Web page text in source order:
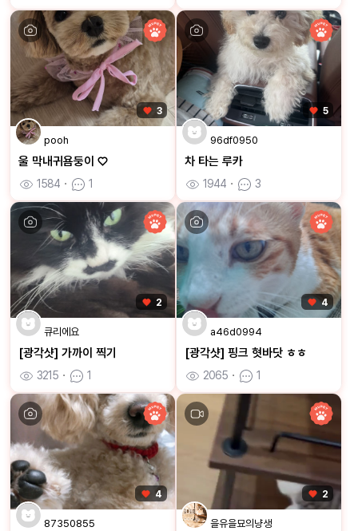
3
pooh
울 막내귀욤둥이 ♡
1584 ㆍ 1
5
96df0950
차 타는 루카
1944 ㆍ 3
2
큐리에요
[광각샷] 가까이 찍기
3215 ㆍ 1
4
a46d0994
[광각샷] 핑크 혓바닷 ㅎㅎ
2065 ㆍ 1
4
87350855
2
을유을묘의냥생